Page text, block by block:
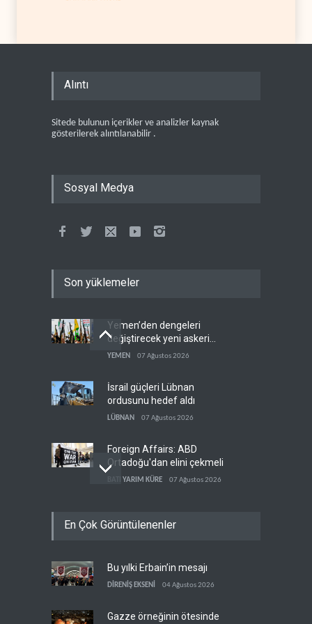
Alıntı
Sitede bulunun içerikler ve analizler kaynak
gösterilerek alıntılanabilir .
Sosyal Medya
Son yüklemeler
Yemen’den dengeleri
değiştirecek yeni askeri
denklem
YEMEN 07 Ağustos 2026
İsrail güçleri Lübnan
ordusunu hedef aldı
LÜBNAN 07 Ağustos 2026
Foreign Affairs: ABD
Ortadoğu'dan elini çekmeli
BATI YARIM KÜRE 07 Ağustos 2026
Pakistan ortak savunma
ABD, Suudi Arabistan'dan
petrol ithalatını 40 yıl sonra
En Çok Görüntülenenler
Bu yılki Erbain’in mesajı
DİRENİŞ EKSENİ 04 Ağustos 2026
Gazze örneğinin ötesinde